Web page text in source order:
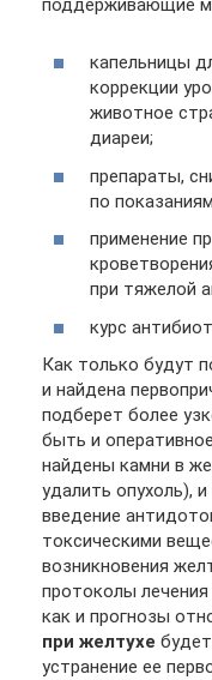
поддерживающие
капельницы
коррекции
животное
диареи;
препараты,
по
применение
при тяжелой
курс
Как только будут
и найдена
подберет более
быть и
найдены камни в
удалить опухоль),
введение
токсическими
возникновения
протоколы
как и прогнозы
при желтухе
устранение ее